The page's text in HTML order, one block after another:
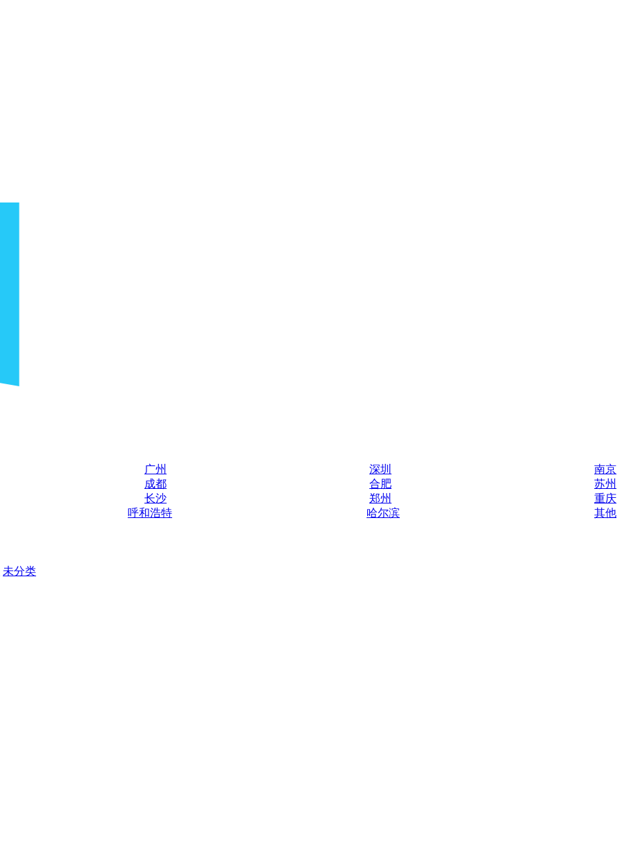
广州 深圳
南京
成都 合肥
苏州
长沙 郑州
重庆
呼和浩特 哈尔滨
其他
未分类